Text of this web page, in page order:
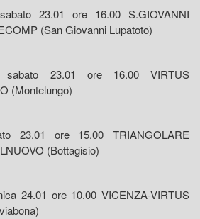
sabato 23.01 ore 16.00 S.GIOVANNI
(San Giovanni Lupatoto)
sabato 23.01 ore 16.00 VIRTUS
(Montelungo)
23.01 ore 15.00 TRIANGOLARE
(Bottagisio)
24.01 ore 10.00 VICENZA-VIRTUS